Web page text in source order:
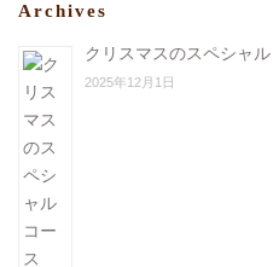
Archives
クリスマスのスペシャル
2025年12月1日